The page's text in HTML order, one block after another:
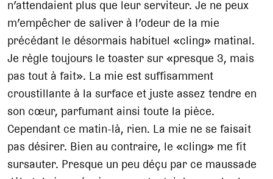
n’attendaient plus que leur serviteur. Je ne peux
m’empêcher de saliver à l’odeur de la mie
précédant le désormais habituel «cling» matinal.
Je règle toujours le toaster sur «presque 3, mais
pas tout à fait». La mie est suffisamment
croustillante à la surface et juste assez tendre en
son cœur, parfumant ainsi toute la pièce.
Cependant ce matin-là, rien. La mie ne se faisait
pas désirer. Bien au contraire, le «cling» me fit
sursauter. Presque un peu déçu par ce maussade